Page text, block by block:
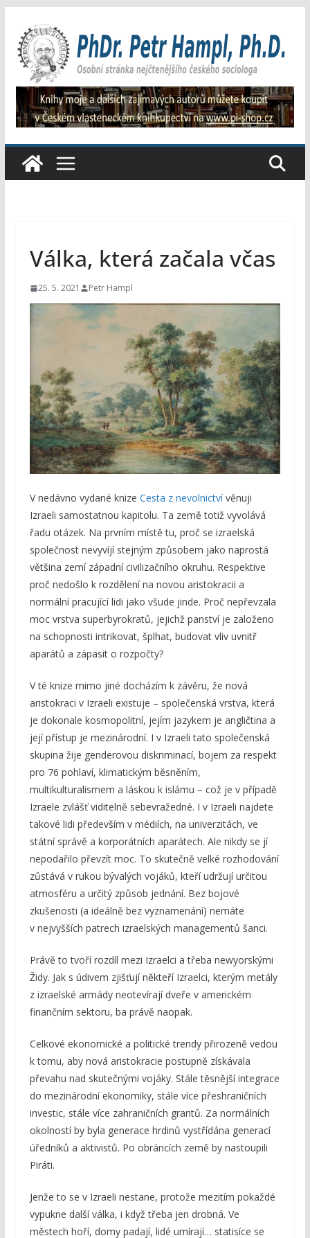
obsah
Válka, která začala včas
25. 5. 2021 Petr Hampl
V nedávno vydané knize Cesta z nevolnictvívěnuji
Izraeli samostatnou kapitolu. Ta země totiž vyvolává
řadu otázek. Na prvním místě tu, proč se izraelská
společnost nevyvíjí stejným způsobem jako naprostá
většina zemí západní civilizačního okruhu. Respektive
proč nedošlo k rozdělení na novou aristokracii a
normální pracující lidi jako všude jinde. Proč nepřevzala
moc vrstva superbyrokratů, jejichž panství je založeno
na schopnosti intrikovat, šplhat, budovat vliv uvnitř
aparátů a zápasit o rozpočty?
V té knize mimo jiné docházím k závěru, že nová
aristokraci v Izraeli existuje – společenská vrstva, která
je dokonale kosmopolitní, jejím jazykem je angličtina a
její přístup je mezinárodní. I v Izraeli tato společenská
skupina žije genderovou diskriminací, bojem za respekt
pro 76 pohlaví, klimatickým běsněním,
multikulturalismem a láskou k islámu – což je v případě
Izraele zvlášť viditelně sebevražedné. I v Izraeli najdete
takové lidi především v médiích, na univerzitách, ve
státní správě a korporátních aparátech. Ale nikdy se jí
nepodařilo převzít moc. To skutečně velké rozhodování
zůstává v rukou bývalých vojáků, kteří udržují určitou
atmosféru a určitý způsob jednání. Bez bojové
zkušenosti (a ideálně bez vyznamenání) nemáte
v nejvyšších patrech izraelských managementů šanci.
Právě to tvoří rozdíl mezi Izraelci a třeba newyorskými
Židy. Jak s údivem zjišťují někteří Izraelci, kterým metály
z izraelské armády neotevírají dveře v americkém
finančním sektoru, ba právě naopak.
Celkové ekonomické a politické trendy přirozeně vedou
k tomu, aby nová aristokracie postupně získávala
převahu nad skutečnými vojáky. Stále těsnější integrace
do mezinárodní ekonomiky, stále více přeshraničních
investic, stále více zahraničních grantů. Za normálních
okolností by byla generace hrdinů vystřídána generací
úředníků a aktivistů. Po obráncích země by nastoupili
Piráti.
Jenže to se v Izraeli nestane, protože mezitím pokaždé
vypukne další válka, i když třeba jen drobná. Ve
městech hoří, domy padají, lidé umírají… statisíce se